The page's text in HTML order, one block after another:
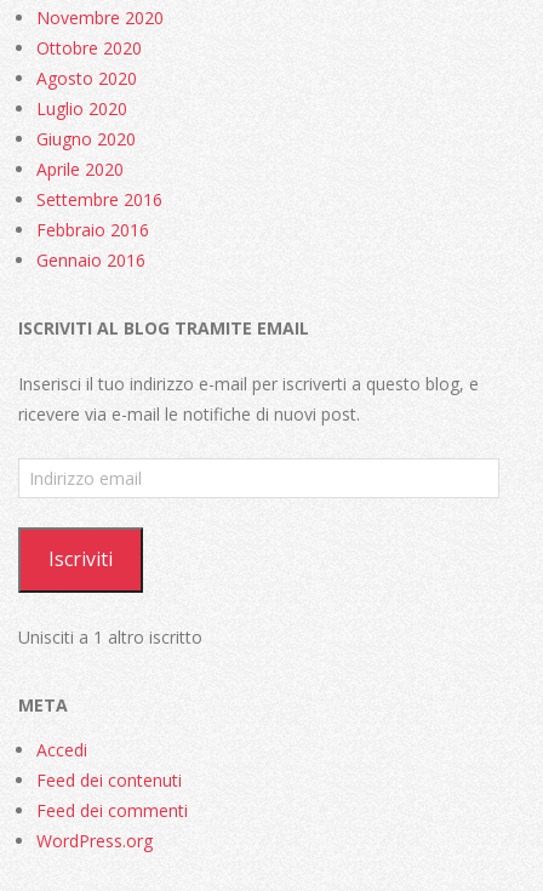
Novembre 2020
Ottobre 2020
Agosto 2020
Luglio 2020
Giugno 2020
Aprile 2020
Settembre 2016
Febbraio 2016
Gennaio 2016
ISCRIVITI AL BLOG TRAMITE EMAIL
Inserisci il tuo indirizzo e-mail per iscriverti a questo blog, e
ricevere via e-mail le notifiche di nuovi post.
Indirizzo
email
Iscriviti
Unisciti a 1 altro iscritto
META
Accedi
Feed dei contenuti
Feed dei commenti
WordPress.org